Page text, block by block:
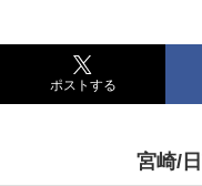
ポストする
宮崎/